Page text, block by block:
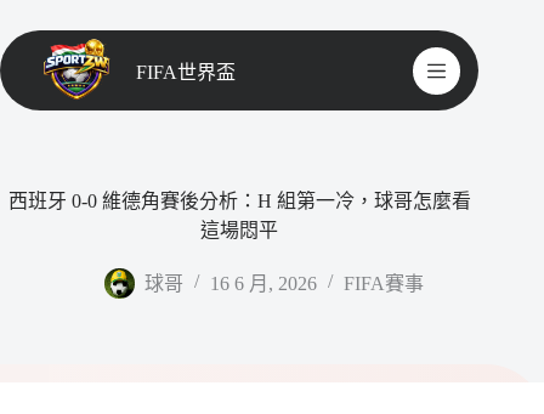
FIFA世界盃
西班牙 0-0 維德角賽後分析：H 組第一冷，球哥怎麼看
這場悶平
球哥 16 6 月, 2026 FIFA賽事